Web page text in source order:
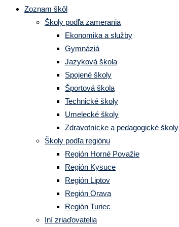
Zoznam škôl
Školy podľa zamerania
Ekonomika a služby
Gymnáziá
Jazyková škola
Spojené školy
Športová škola
Technické školy
Umelecké školy
Zdravotnícke a pedagogické školy
Školy podľa regiónu
Región Horné Považie
Región Kysuce
Región Liptov
Región Orava
Región Turiec
Iní zriaďovatelia